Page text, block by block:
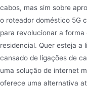
cabos, mas sim sobre
o roteador doméstico 5G
para revolucionar a forma
residencial. Quer esteja a
cansado de ligações de
uma solução de internet
oferece uma alternativa